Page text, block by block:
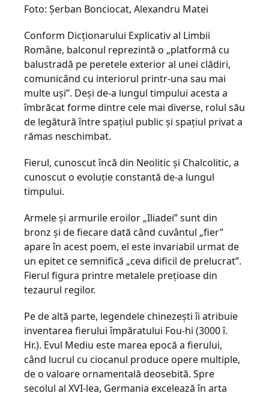
Foto: Şerban Bonciocat, Alexandru Matei
Conform Dicţionarului Explicativ al Limbii
Române, balconul reprezintă o „platformă cu
balustradă pe peretele exterior al unei clădiri,
comunicând cu interiorul printr-una sau mai
multe uşi”. Deşi de-a lungul timpului acesta a
îmbrăcat forme dintre cele mai diverse, rolul său
de legătură între spaţiul public şi spaţiul privat a
rămas neschimbat.
Fierul, cunoscut încă din Neolitic şi Chalcolitic, a
cunoscut o evoluţie constantă de-a lungul
timpului.
Armele şi armurile eroilor „Iliadei” sunt din
bronz şi de fiecare dată când cuvântul „fier”
apare în acest poem, el este invariabil urmat de
un epitet ce semnifică „ceva dificil de prelucrat”.
Fierul figura printre metalele preţioase din
tezaurul regilor.
Pe de altă parte, legendele chinezeşti îi atribuie
inventarea fierului împăratului Fou-hi (3000 î.
Hr.). Evul Mediu este marea epocă a fierului,
când lucrul cu ciocanul produce opere multiple,
de o valoare ornamentală deosebită. Spre
secolul al XVI-lea, Germania excelează în arta